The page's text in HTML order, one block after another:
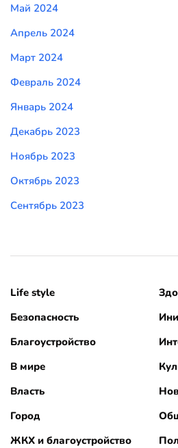
Май 2024
Апрель 2024
Март 2024
Февраль 2024
Январь 2024
Декабрь 2023
Ноябрь 2023
Октябрь 2023
Сентябрь 2023
Life style
Безопасность
Благоустройство
В мире
Власть
Город
ЖКХ и благоустройство